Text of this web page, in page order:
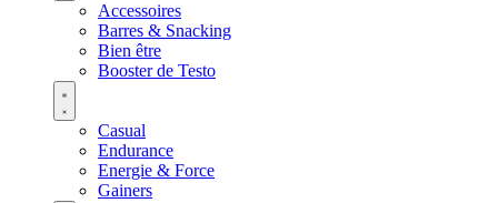
Accessoires
Barres & Snacking
Bien être
Booster de Testo
Casual
Endurance
Energie & Force
Gainers